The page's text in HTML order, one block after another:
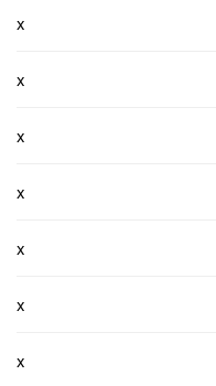
x
x
x
x
x
x
x